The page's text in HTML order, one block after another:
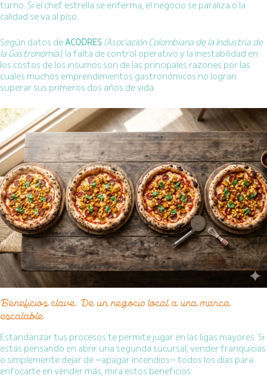
turno. Si el chef estrella se enferma, el negocio se paraliza o la
calidad se va al piso.
Según datos deACODRES (Asociación Colombiana de la Industria de
la Gastronomía), la falta de control operativo y la inestabilidad en
los costos de los insumos son de las principales razones por las
cuales muchos emprendimientos gastronómicos no logran
superar sus primeros dos años de vida.
Beneficios clave: De un negocio local a una marca
escalable
Estandarizar tus procesos te permite jugar en las ligas mayores. Si
estás pensando en abrir una segunda sucursal, vender franquicias
o simplemente dejar de «apagar incendios» todos los días para
enfocarte en vender más, mira estos beneficios: